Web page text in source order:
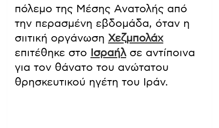
πόλεμο της Μέσης Ανατολής από
την περασμένη εβδομάδα, όταν η
σιιτική οργάνωση Χεζμπολάχ
επιτέθηκε στο
Ισραήλσε αντίποινα
για τον θάνατο του ανώτατου
θρησκευτικού ηγέτη του Ιράν.